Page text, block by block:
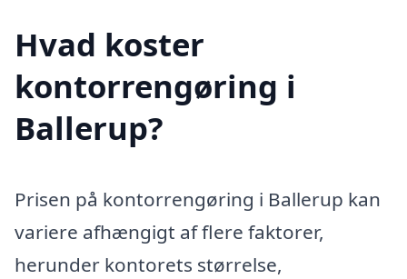
Hvad koster
kontorrengøring i
Ballerup?
Prisen på kontorrengøring i Ballerup kan
variere afhængigt af flere faktorer,
herunder kontorets størrelse,